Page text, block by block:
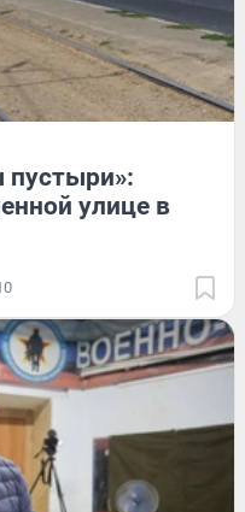
пустыри»:
улице в